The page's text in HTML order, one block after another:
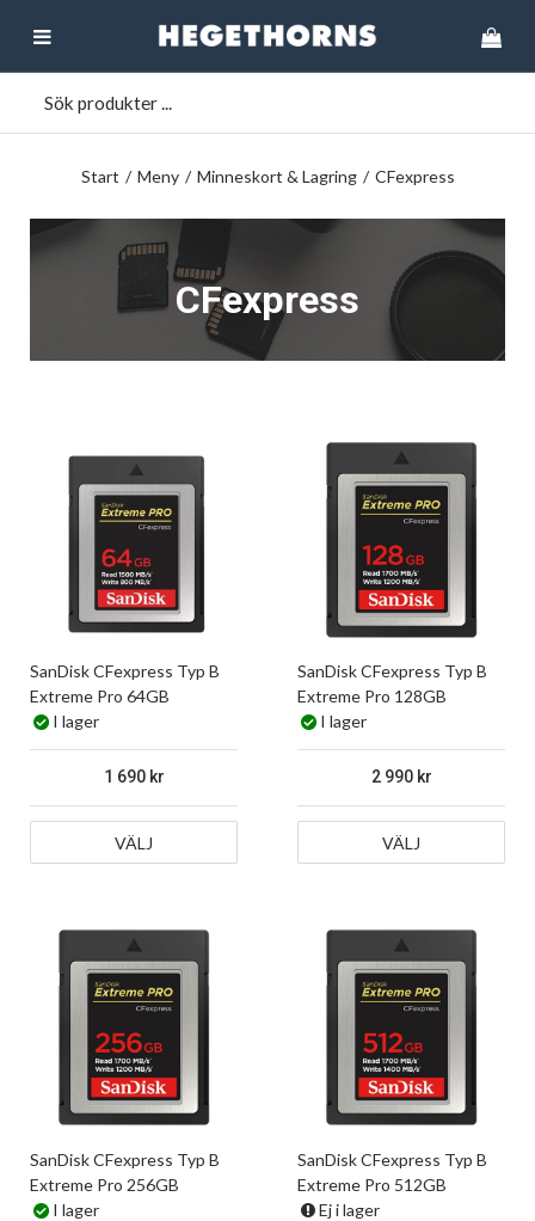
Start / Meny / Minneskort & Lagring / CFexpress
CFexpress
SanDisk CFexpress Typ B
Extreme Pro 64GB
I lager
1 690
VÄLJ
SanDisk CFexpress Typ B
Extreme Pro 128GB
I lager
2 990
VÄLJ
SanDisk CFexpress Typ B
Extreme Pro 256GB
I lager
SanDisk CFexpress Typ B
Extreme Pro 512GB
Ej i lager